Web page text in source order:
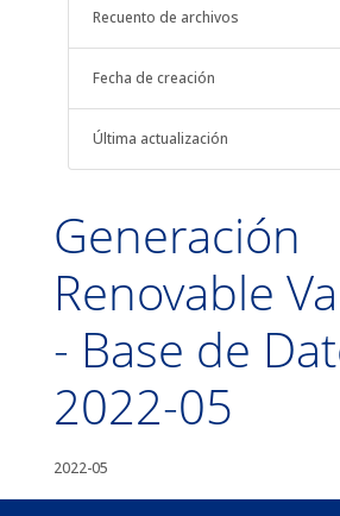
Recuento de archivos
Fecha de creación
Última actualización
Generación
Renovable
- Base de
2022-05
2022-05